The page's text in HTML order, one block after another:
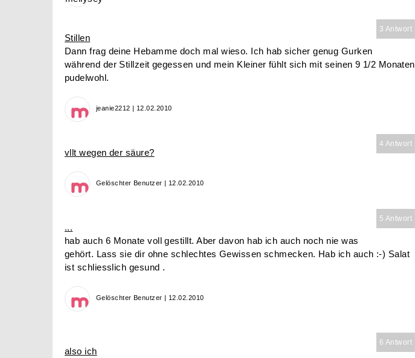
3 Antwort
Stillen
Dann frag deine Hebamme doch mal wieso. Ich hab sicher genug Gurken
während der Stillzeit gegessen und mein Kleiner fühlt sich mit seinen 9 1/2 Monaten
pudelwohl.
jeanie2212 | 12.02.2010
4 Antwort
vllt wegen der säure?
Gelöschter Benutzer | 12.02.2010
5 Antwort
...
hab auch 6 Monate voll gestillt. Aber davon hab ich auch noch nie was
gehört. Lass sie dir ohne schlechtes Gewissen schmecken. Hab ich auch :-) Salat
ist schliesslich gesund .
Gelöschter Benutzer | 12.02.2010
6 Antwort
also ich